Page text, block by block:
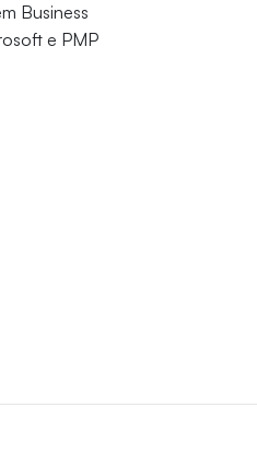
Business
e PMP